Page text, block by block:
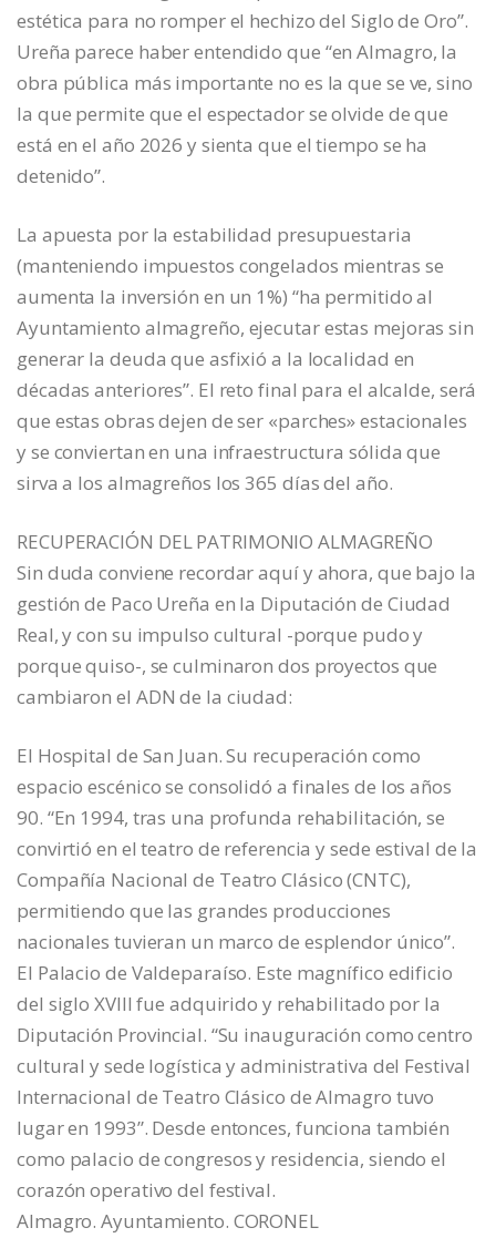
estética para no romper el hechizo del Siglo de Oro”.
Ureña parece haber entendido que “en Almagro, la
obra pública más importante no es la que se ve, sino
la que permite que el espectador se olvide de que
está en el año 2026 y sienta que el tiempo se ha
detenido”.
La apuesta por la estabilidad presupuestaria
(manteniendo impuestos congelados mientras se
aumenta la inversión en un 1%) “ha permitido al
Ayuntamiento almagreño, ejecutar estas mejoras sin
generar la deuda que asfixió a la localidad en
décadas anteriores”. El reto final para el alcalde, será
que estas obras dejen de ser «parches» estacionales
y se conviertan en una infraestructura sólida que
sirva a los almagreños los 365 días del año.
RECUPERACIÓN DEL PATRIMONIO ALMAGREÑO
Sin duda conviene recordar aquí y ahora, que bajo la
gestión de Paco Ureña en la Diputación de Ciudad
Real, y con su impulso cultural -porque pudo y
porque quiso-, se culminaron dos proyectos que
cambiaron el ADN de la ciudad:
El Hospital de San Juan. Su recuperación como
espacio escénico se consolidó a finales de los años
90. “En 1994, tras una profunda rehabilitación, se
convirtió en el teatro de referencia y sede estival de la
Compañía Nacional de Teatro Clásico (CNTC),
permitiendo que las grandes producciones
nacionales tuvieran un marco de esplendor único”.
El Palacio de Valdeparaíso. Este magnífico edificio
del siglo XVIII fue adquirido y rehabilitado por la
Diputación Provincial. “Su inauguración como centro
cultural y sede logística y administrativa del Festival
Internacional de Teatro Clásico de Almagro tuvo
lugar en 1993”. Desde entonces, funciona también
como palacio de congresos y residencia, siendo el
corazón operativo del festival.
Almagro. Ayuntamiento. CORONEL